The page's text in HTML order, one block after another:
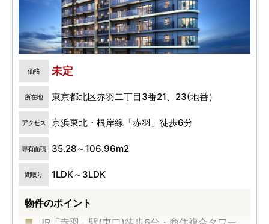
価格 未定
所在地 東京都北区赤羽二丁目3番21、23(地番）
アクセス 京浜東北・根岸線「赤羽」徒歩6分
専有面積 35.28～106.96m2
間取り 1LDK～3LDK
物件のポイント